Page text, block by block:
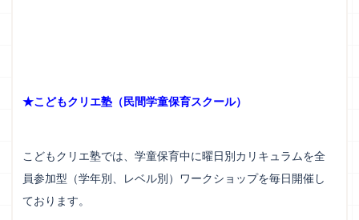
★こどもクリエ塾（民間学童保育スクール）
こどもクリエ塾では、学童保育中に曜日別カリキュラムを全
員参加型（学年別、レベル別）ワークショップを毎日開催し
ております。